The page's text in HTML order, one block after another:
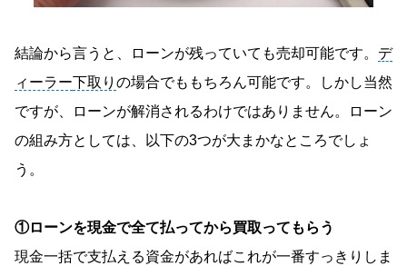
結論から言うと、ローンが残っていても売却可能です。 デ
ィーラー下取り の場合でももちろん可能です。しかし当然
ですが、ローンが解消されるわけではありません。ローン
の組み方としては、以下の3つが大まかなところでしょ
う。
①ローンを現金で全て払ってから買取ってもらう
現金一括で支払える資金があればこれが一番すっきりしま